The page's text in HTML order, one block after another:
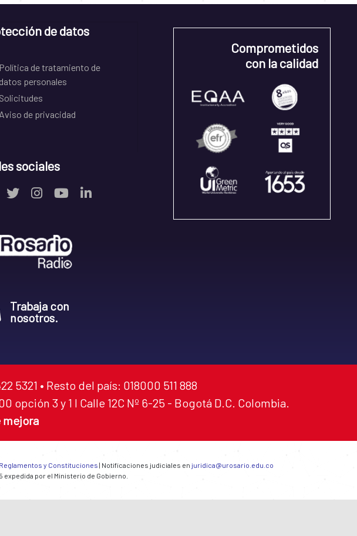
de datos
Política de tratamiento de
datos personales
Solicitudes
Aviso de privacidad
sociales
Trabaja con
nosotros.
Comprometidos
con la calidad
5321 • Resto del país: 018000 511 888
opción 3 y 1 I Calle 12C Nº 6-25 - Bogotá D.C. Colombia.
mejora
y Constituciones | Notificaciones judiciales en juridica@urosario.edu.co
por el Ministerio de Gobierno.